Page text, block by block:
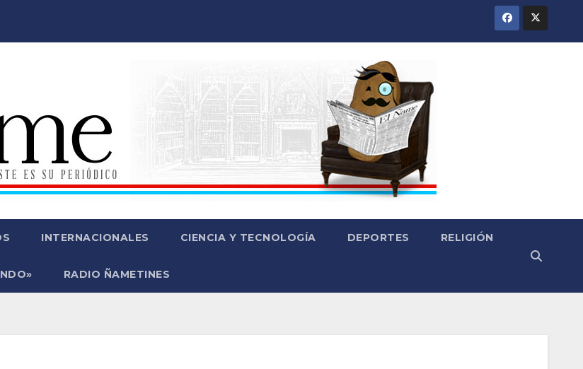
INTERNACIONALES CIENCIA Y TECNOLOGÍA DEPORTES RELIGIÓN
RADIO ÑAMETINES